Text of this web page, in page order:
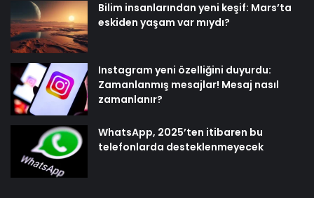
Bilim insanlarından yeni keşif: Mars’ta
eskiden yaşam var mıydı?
Instagram yeni özelliğini duyurdu:
Zamanlanmış mesajlar! Mesaj nasıl
zamanlanır?
WhatsApp, 2025’ten itibaren bu
telefonlarda desteklenmeyecek